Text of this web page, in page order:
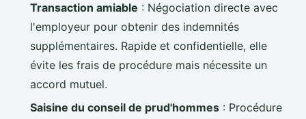
Transaction amiable : Négociation directe avec
l'employeur pour obtenir des indemnités
supplémentaires. Rapide et confidentielle, elle
évite les frais de procédure mais nécessite un
accord mutuel.
Saisine du conseil de prud'hommes : Procédure